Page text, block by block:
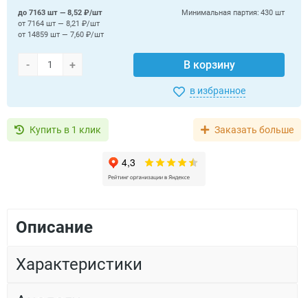
- + В корзину
Минимальная партия: 430 шт
до 7163 шт — 8,52 ₽/шт
от 7164 шт — 8,21 ₽/шт
от 14859 шт — 7,60 ₽/шт
в избранное
Купить в 1 клик Заказать больше
Описание
Характеристики